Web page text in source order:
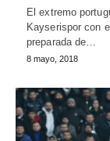
El extremo
Kayserispor con
preparada de…
8 mayo, 2018